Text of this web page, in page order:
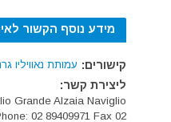
מידע נוסף הקשור
קישורים: עמותת נאוויליו
ליצירת קשר:
Grande Alzaia Naviglio
02 89409971 Fax 02